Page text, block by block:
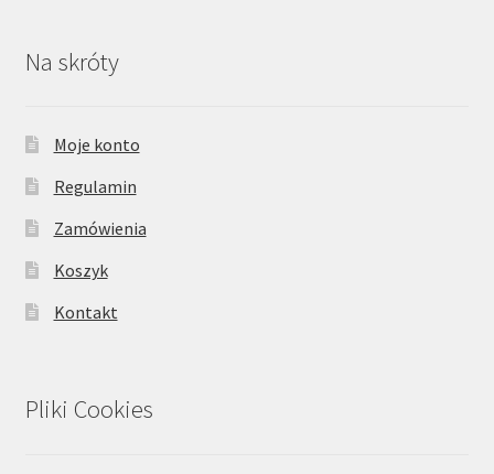
Na skróty
Moje konto
Regulamin
Zamówienia
Koszyk
Kontakt
Pliki Cookies